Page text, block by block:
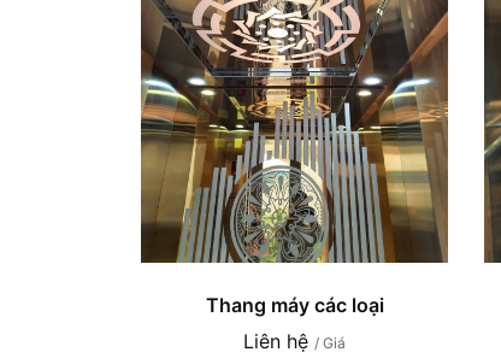
Thang máy các loại
Liên hệ / Giá